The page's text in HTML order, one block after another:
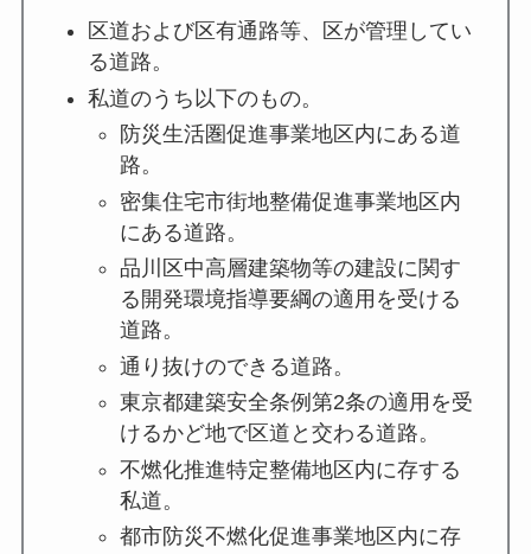
区道および区有通路等、区が管理してい
る道路。
私道のうち以下のもの。
防災生活圏促進事業地区内にある道
路。
密集住宅市街地整備促進事業地区内
にある道路。
品川区中高層建築物等の建設に関す
る開発環境指導要綱の適用を受ける
道路。
通り抜けのできる道路。
東京都建築安全条例第2条の適用を受
けるかど地で区道と交わる道路。
不燃化推進特定整備地区内に存する
私道。
都市防災不燃化促進事業地区内に存